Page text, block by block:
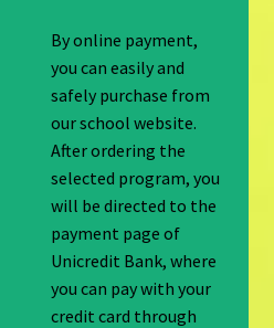
By online payment,
you can easily and
safely purchase from
our school website.
After ordering the
selected program, you
will be directed to the
payment page of
Unicredit Bank, where
you can pay with your
credit card through